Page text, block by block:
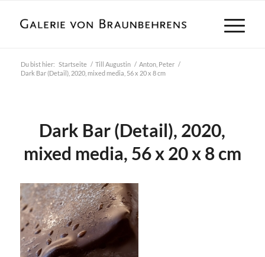
Du bist hier: Startseite / Till Augustin / Anton, Peter /
Dark Bar (Detail), 2020, mixed media, 56 x 20 x 8 cm
Dark Bar (Detail), 2020,
mixed media, 56 x 20 x 8 cm